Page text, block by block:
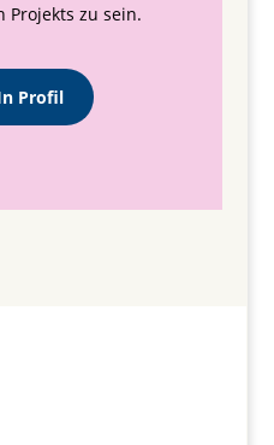
Projekts zu sein.
Profil